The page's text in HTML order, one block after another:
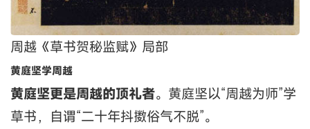
周越《草书贺秘监赋》局部
黄庭坚学周越
黄庭坚更是周越的顶礼者。黄庭坚以“周越为师”学
草书，自谓“二十年抖擞俗气不脱”。